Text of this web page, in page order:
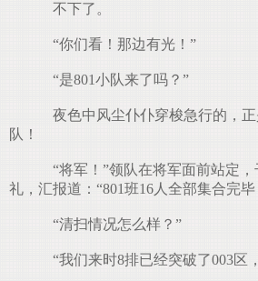
不下了。
“你们看！那边有光！”
“是801小队来了吗？”
夜色中风尘仆仆穿梭急行的，正
队！
“将军！”领队在将军面前站定，
礼，汇报道：“801班16人全部集合完
“清扫情况怎么样？”
“我们来时8排已经突破了003区